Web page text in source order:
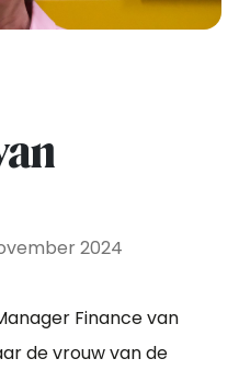
2024
Finance van
de vrouw van de